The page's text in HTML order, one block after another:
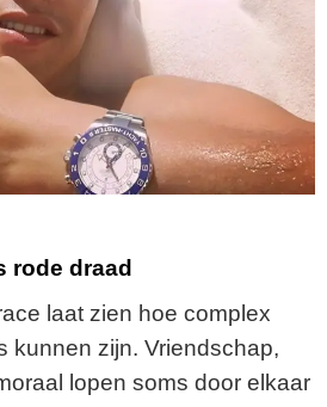
rode draad
laat zien hoe complex
kunnen zijn. Vriendschap,
lopen soms door elkaar